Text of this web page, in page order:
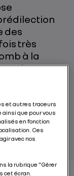
des
très
à la
des
!
et autres traceurs
que pour vous
en fonction
Ces
avec nos
la rubrique "Gérer
cet écran.